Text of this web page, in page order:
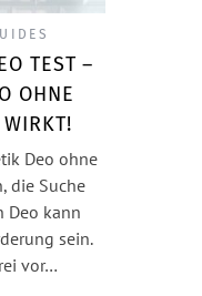
TEST –
OHNE
Deo ohne
die Suche
Deo kann
sein.
vor…